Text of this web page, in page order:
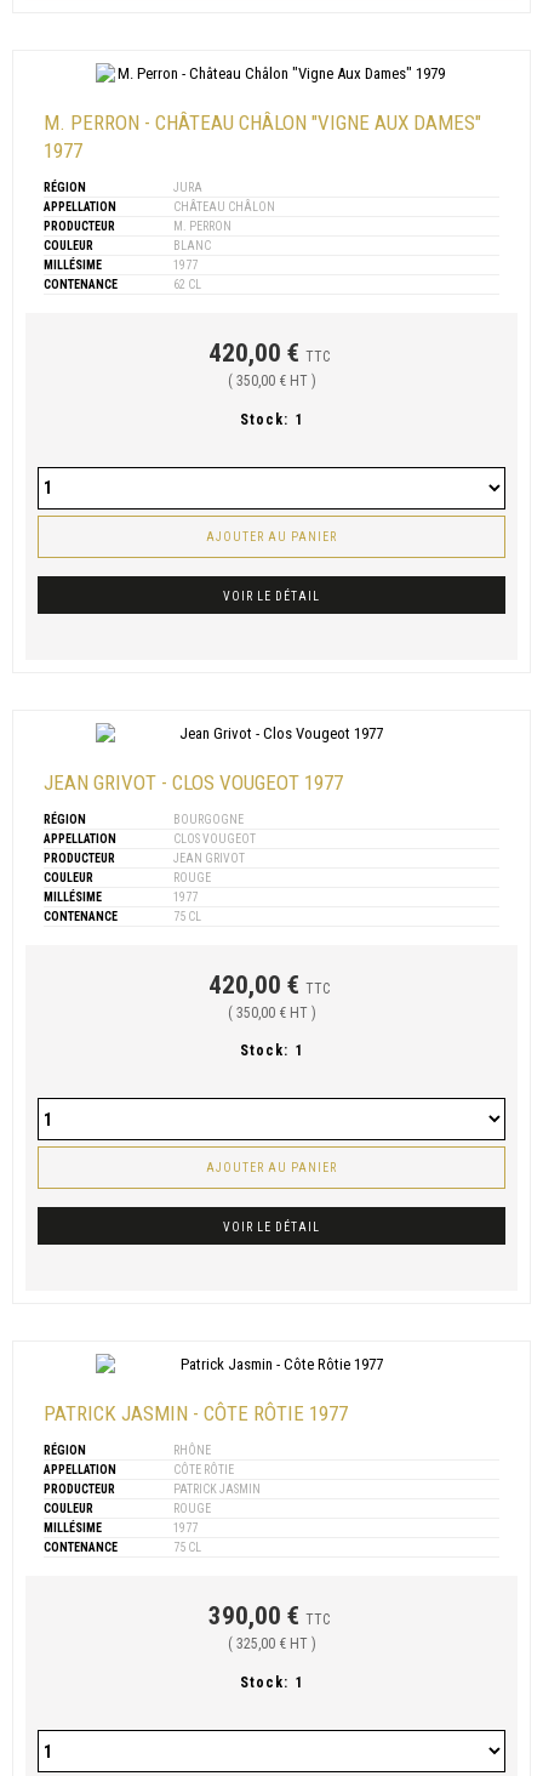
M. PERRON - CHÂTEAU CHÂLON "VIGNE AUX DAMES"
1977
RÉGION
JURA
APPELLATION
CHÂTEAU CHÂLON
PRODUCTEUR
M. PERRON
COULEUR
BLANC
MILLÉSIME
1977
CONTENANCE
62 CL
420,00 € TTC
( 350,00 € HT )
Stock: 1
AJOUTER AU PANIER
VOIR LE DÉTAIL
JEAN GRIVOT - CLOS VOUGEOT 1977
RÉGION
BOURGOGNE
APPELLATION
CLOS VOUGEOT
PRODUCTEUR
JEAN GRIVOT
COULEUR
ROUGE
MILLÉSIME
1977
CONTENANCE
75 CL
420,00 € TTC
( 350,00 € HT )
Stock: 1
AJOUTER AU PANIER
VOIR LE DÉTAIL
PATRICK JASMIN - CÔTE RÔTIE 1977
RÉGION
RHÔNE
APPELLATION
CÔTE RÔTIE
PRODUCTEUR
PATRICK JASMIN
COULEUR
ROUGE
MILLÉSIME
1977
CONTENANCE
75 CL
390,00 € TTC
( 325,00 € HT )
Stock: 1